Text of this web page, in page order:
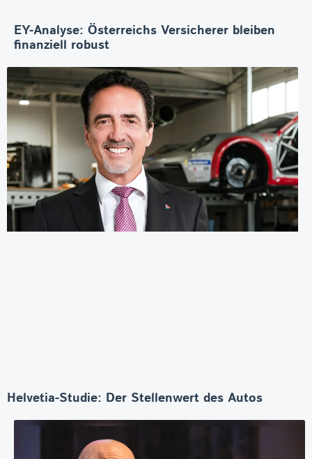
EY-Analyse: Österreichs Versicherer bleiben
finanziell robust
Helvetia-Studie: Der Stellenwert des Autos